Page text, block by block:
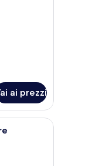
ai prezzi
moderna con un grande